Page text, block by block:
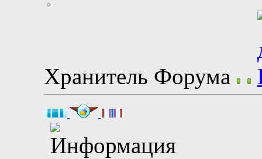
Хранитель Форума